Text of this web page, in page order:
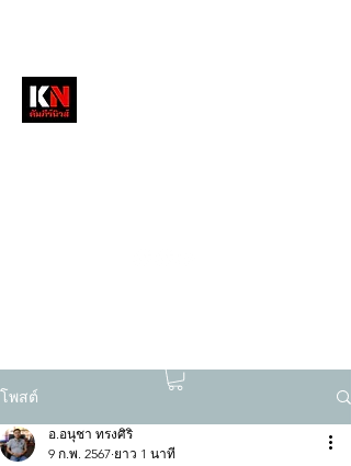
โพสต์
อ.อนุชา ทรงศิริ
9 ก.พ. 2567 ยาว 1 นาที